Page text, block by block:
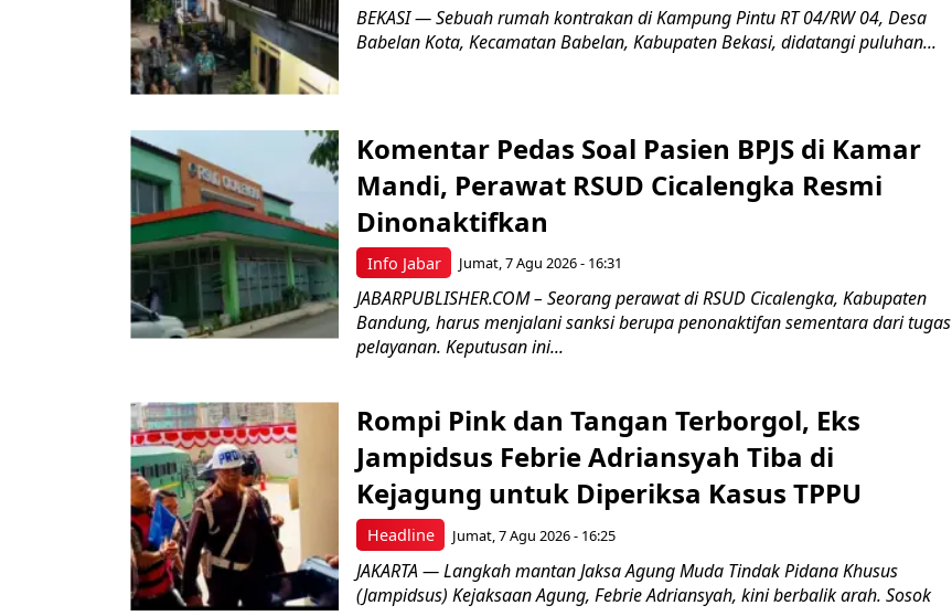
BEKASI — Sebuah rumah kontrakan di Kampung Pintu RT 04/RW 04, Desa
Babelan Kota, Kecamatan Babelan, Kabupaten Bekasi, didatangi puluhan...
Info Jabar
Komentar Pedas Soal Pasien BPJS di Kamar
Mandi, Perawat RSUD Cicalengka Resmi
Dinonaktifkan
Jumat, 7 Agu 2026 - 16:31
JABARPUBLISHER.COM – Seorang perawat di RSUD Cicalengka, Kabupaten
Bandung, harus menjalani sanksi berupa penonaktifan sementara dari tugas
pelayanan. Keputusan ini...
Headline
Rompi Pink dan Tangan Terborgol, Eks
Jampidsus Febrie Adriansyah Tiba di
Kejagung untuk Diperiksa Kasus TPPU
Jumat, 7 Agu 2026 - 16:25
JAKARTA — Langkah mantan Jaksa Agung Muda Tindak Pidana Khusus
(Jampidsus) Kejaksaan Agung, Febrie Adriansyah, kini berbalik arah. Sosok